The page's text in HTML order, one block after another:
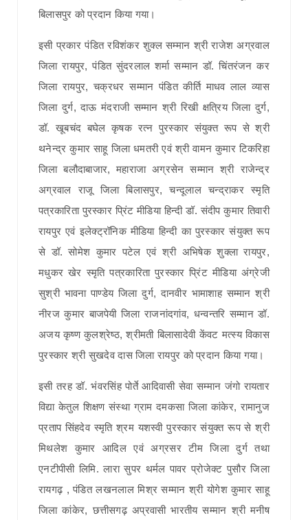
बिलासपुर को प्रदान किया गया।
इसी प्रकार पंडित रविशंकर शुक्ल सम्मान श्री राजेश अग्रवाल
जिला रायपुर, पंडित सुंदरलाल शर्मा सम्मान डॉ. चिंतरंजन कर
जिला रायपुर, चक्रधर सम्मान पंडित कीर्ति माधव लाल व्यास
जिला दुर्ग, दाऊ मंदराजी सम्मान श्री रिखी क्षत्रिय जिला दुर्ग,
डॉ. खूबचंद बघेल कृषक रत्न पुरस्कार संयुक्त रूप से श्री
थनेन्द्र कुमार साहू जिला धमतरी एवं श्री वामन कुमार टिकरिहा
जिला बलौदाबाजार, महाराजा अग्रसेन सम्मान श्री राजेन्द्र
अग्रवाल राजू जिला बिलासपुर, चन्दूलाल चन्द्राकर स्मृति
पत्रकारिता पुरस्कार प्रिंट मीडिया हिन्दी डॉ. संदीप कुमार तिवारी
रायपुर एवं इलेक्ट्रॉनिक मीडिया हिन्दी का पुरस्कार संयुक्त रूप
से डॉ. सोमेश कुमार पटेल एवं श्री अभिषेक शुक्ला रायपुर,
मधुकर खेर स्मृति पत्रकारिता पुरस्कार प्रिंट मीडिया अंग्रेजी
सुश्री भावना पाण्डेय जिला दुर्ग, दानवीर भामाशाह सम्मान श्री
नीरज कुमार बाजपेयी जिला राजनांदगांव, धन्वन्तरि सम्मान डॉ.
अजय कृष्ण कुलश्रेष्ठ, श्रीमती बिलासादेवी केंवट मत्स्य विकास
पुरस्कार श्री सुखदेव दास जिला रायपुर को प्रदान किया गया।
इसी तरह डॉ. भंवरसिंह पोर्ते आदिवासी सेवा सम्मान जंगो रायतार
विद्या केतुल शिक्षण संस्था ग्राम दमकसा जिला कांकेर, रामानुज
प्रताप सिंहदेव स्मृति श्रम यशस्वी पुरस्कार संयुक्त रूप से श्री
मिथलेश कुमार आदिल एवं अग्रसर टीम जिला दुर्ग तथा
एनटीपीसी लिमि. लारा सुपर थर्मल पावर प्रोजेक्ट पुसौर जिला
रायगढ़ , पंडित लखनलाल मिश्र सम्मान श्री योगेश कुमार साहू
जिला कांकेर, छत्तीसगढ़ अप्रवासी भारतीय सम्मान श्री मनीष